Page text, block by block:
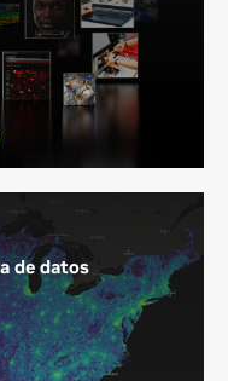
lainferencia
lo que ofrece una
de datos e IA
de datos
con hasta 748 GB
los workflows